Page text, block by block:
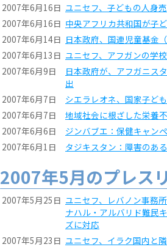
2007年6月16日 ユニセフ、子どもの人身
2007年6月16日 中央アフリカ共和国が子
2007年6月14日 日本政府、国連児童基金
2007年6月13日 ユニセフ、アフガンの学
2007年6月9日
日本政府が、アフガニス
出
2007年6月7日
シエラレオネ、国家子ど
2007年6月7日
地域社会に根ざした栄養
2007年6月6日
ジンバブエ：保健キャン
2007年6月1日
タジキスタン：障害のあ
2007年5月のプレス
2007年5月25日 ユニセフ、レバノン事務
ナハル・アルバリド難民
ズに対応
2007年5月23日 ユニセフ、イラク国内と